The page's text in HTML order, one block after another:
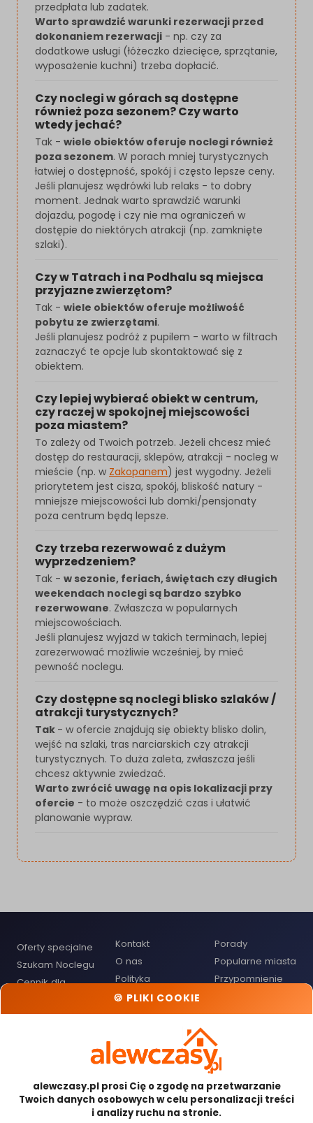
przedpłata lub zadatek.
Warto sprawdzić warunki rezerwacji przed
dokonaniem rezerwacji - np. czy za
dodatkowe usługi (łóżeczko dziecięce, sprzątanie,
wyposażenie kuchni) trzeba dopłacić.
Czy noclegi w górach są dostępne
również poza sezonem? Czy warto
wtedy jechać?
Tak - wiele obiektów oferuje noclegi również
poza sezonem. W porach mniej turystycznych
łatwiej o dostępność, spokój i często lepsze ceny.
Jeśli planujesz wędrówki lub relaks - to dobry
moment. Jednak warto sprawdzić warunki
dojazdu, pogodę i czy nie ma ograniczeń w
dostępie do niektórych atrakcji (np. zamknięte
szlaki).
Czy w Tatrach i na Podhalu są miejsca
przyjazne zwierzętom?
Tak - wiele obiektów oferuje możliwość
pobytu ze zwierzętami.
Jeśli planujesz podróż z pupilem - warto w filtrach
zaznaczyć te opcje lub skontaktować się z
obiektem.
Czy lepiej wybierać obiekt w centrum,
czy raczej w spokojnej miejscowości
poza miastem?
To zależy od Twoich potrzeb. Jeżeli chcesz mieć
dostęp do restauracji, sklepów, atrakcji - nocleg w
mieście (np. w Zakopanem) jest wygodny. Jeżeli
priorytetem jest cisza, spokój, bliskość natury -
mniejsze miejscowości lub domki/pensjonaty
poza centrum będą lepsze.
Czy trzeba rezerwować z dużym
wyprzedzeniem?
Tak - w sezonie, feriach, świętach czy długich
weekendach noclegi są bardzo szybko
rezerwowane. Zwłaszcza w popularnych
miejscowościach.
Jeśli planujesz wyjazd w takich terminach, lepiej
zarezerwować możliwie wcześniej, by mieć
pewność noclegu.
Czy dostępne są noclegi blisko szlaków /
atrakcji turystycznych?
Tak - w ofercie znajdują się obiekty blisko dolin,
wejść na szlaki, tras narciarskich czy atrakcji
turystycznych. To duża zaleta, zwłaszcza jeśli
chcesz aktywnie zwiedzać.
Warto zwrócić uwagę na opis lokalizacji przy
ofercie - to może oszczędzić czas i ułatwić
planowanie wypraw.
Oferty specjalne
Szukam Noclegu
Cennik dla
Dodaj obiekt
Kontakt
O nas
Polityka
Prywatności
Porady
Popularne miasta
Przypomnienie
Odwiedź nas:
🍪 PLIKI COOKIE
alewczasy.pl prosi Cię o zgodę na przetwarzanie
Twoich danych osobowych w celu personalizacji treści
i analizy ruchu na stronie.